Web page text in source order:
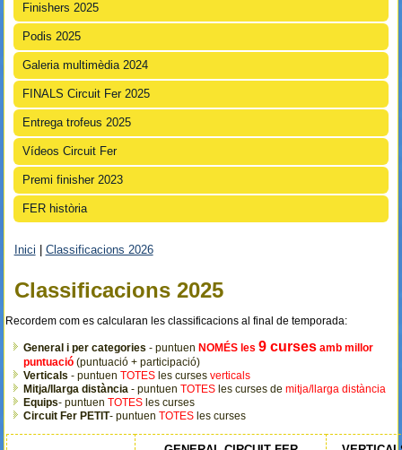
Finishers 2025
Podis 2025
Galeria multimèdia 2024
FINALS Circuit Fer 2025
Entrega trofeus 2025
Vídeos Circuit Fer
Premi finisher 2023
FER història
Inici Classificacions 2026
Classificacions 2025
Recordem com es calcularan les classificacions al final de temporada:
General i per categories - puntuen NOMÉS les9 curses amb millor
puntuació (puntuació + participació)
Verticals- puntuenTOTES les cursesverticals
Mitja/llarga distància - puntuenTOTES les curses demitja/llarga distància
Equips- puntuenTOTES les curses
Circuit Fer PETIT- puntuenTOTES les curses